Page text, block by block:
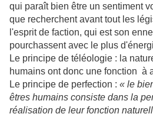
qui paraît bien être un sentiment
que recherchent avant tout les
l'esprit de faction, qui est son
pourchassent avec le plus
Le principe de téléologie : la
humains ont donc une fonction à
Le principe de perfection : « le
êtres humains consiste dans la
réalisation de leur fonction